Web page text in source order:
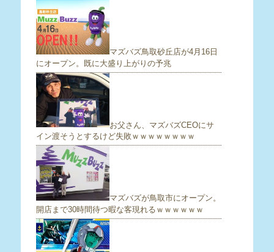
マズバズ鳥取砂丘店が4月16日
にオープン。既に大盛り上がりの予兆
お父さん、マズバズCEOにサ
イン渡そうとするけど失敗ｗｗｗｗｗｗｗｗ
マズバズが鳥取市にオープン。
開店まで30時間待つ暇な客現れるｗｗｗｗｗｗ